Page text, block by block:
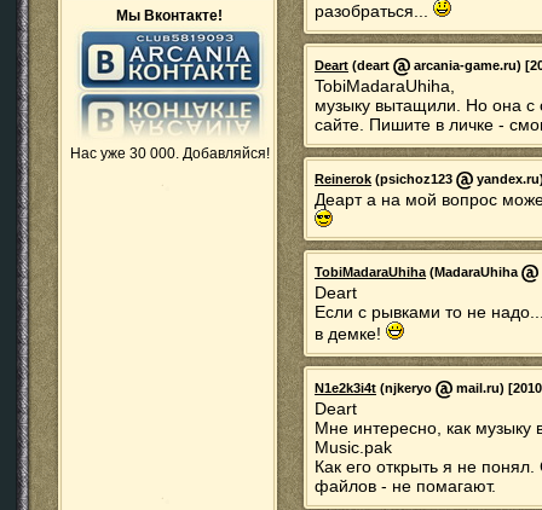
Мы Вконтакте!
Нас уже 30 000. Добавляйся!
разобраться...
Deart (deart arcania-game.ru)
TobiMadaraUhiha,
музыку вытащили. Но она с
сайте. Пишите в личке -
Reinerok (psichoz123
Деарт а на мой вопрос
TobiMadaraUhiha(MadaraUhiha
Deart
Если с рывками то не
в демке!
N1e2k3i4t (njkeryo mail.ru)
Deart
Мне интересно, как
Music.pak
Как его открыть я не
файлов - не помагают.